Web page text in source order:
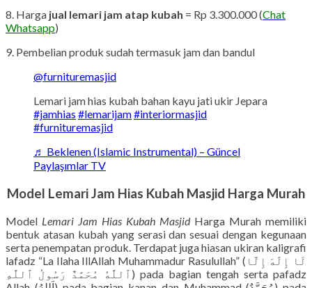
8. Harga jual lemari jam atap kubah = Rp 3.300.000 (Chat
Whatsapp)
9. Pembelian produk sudah termasuk jam dan bandul
@furnituremasjid
Lemari jam hias kubah bahan kayu jati ukir Jepara
#jamhias #lemarijam#interiormasjid
#furnituremasjid
♬ Beklenen (Islamic Instrumental) – Güncel
Paylaşımlar TV
Model Lemari Jam Hias Kubah Masjid Harga Murah
Model Lemari Jam Hias Kubah MasjidHarga Murah memiliki
bentuk atasan kubah yang serasi dan sesuai dengan kegunaan
serta penempatan produk. Terdapat juga hiasan ukiran kaligrafi
lafadz “La Ilaha IllAllah Muhammadur Rasulullah” (لَا إِلَٰهَ إِلَّا
ٱللَّٰهُ مُحَمَّدٌ رَسُولُ ٱللَّٰهِ) pada bagian tengah serta pafadz